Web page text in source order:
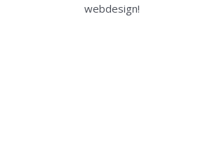
webdesign!